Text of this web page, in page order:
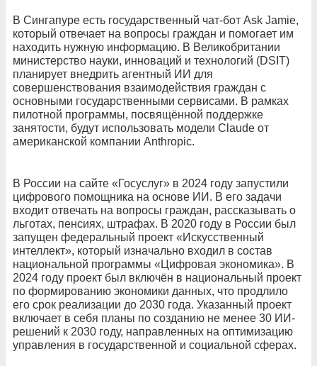
В Сингапуре есть государственный чат-бот Ask Jamie,
который отвечает на вопросы граждан и помогает им
находить нужную информацию. В Великобритании
министерство науки, инноваций и технологий (DSIT)
планирует внедрить агентный ИИ для
совершенствования взаимодействия граждан с
основными государственными сервисами. В рамках
пилотной программы, посвящённой поддержке
занятости, будут использовать модели Claude от
американской компании Anthropic.
В России на сайте «Госуслуг» в 2024 году запустили
цифрового помощника на основе ИИ. В его задачи
входит отвечать на вопросы граждан, рассказывать о
льготах, пенсиях, штрафах. В 2020 году в России был
запущен федеральный проект «Искусственный
интеллект», который изначально входил в состав
национальной программы «Цифровая экономика». В
2024 году проект был включён в национальный проект
по формированию экономики данных, что продлило
его срок реализации до 2030 года. Указанный проект
включает в себя планы по созданию не менее 30 ИИ-
решений к 2030 году, направленных на оптимизацию
управления в государственной и социальной сферах.